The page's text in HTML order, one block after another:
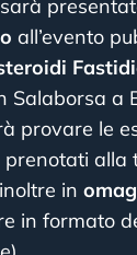
all’evento
Salaborsa a
provare le
alla
in
in formato